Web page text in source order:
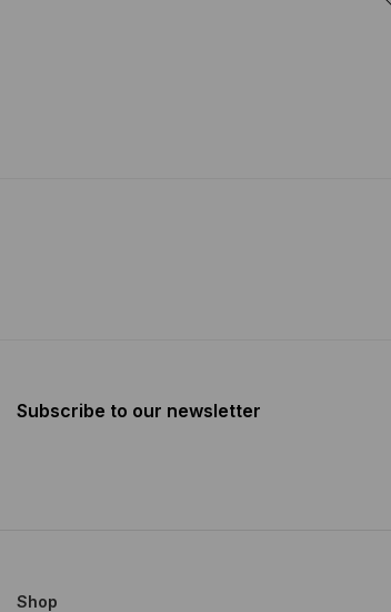
Subscribe to our newsletter
Shop